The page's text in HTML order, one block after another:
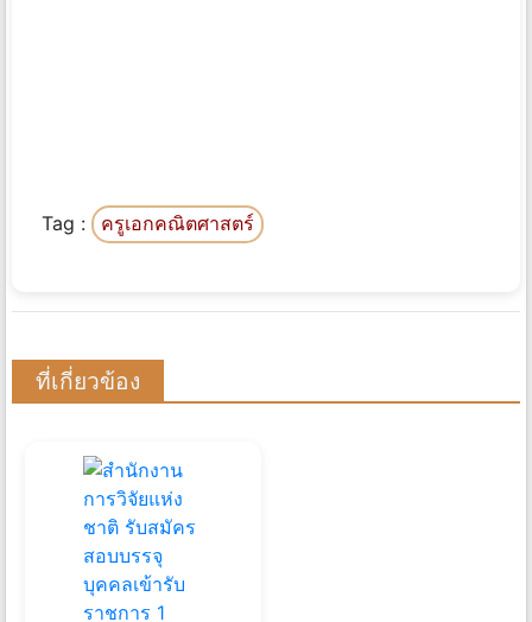
Tag : ครูเอกคณิตศาสตร์
ที่เกี่ยวข้อง